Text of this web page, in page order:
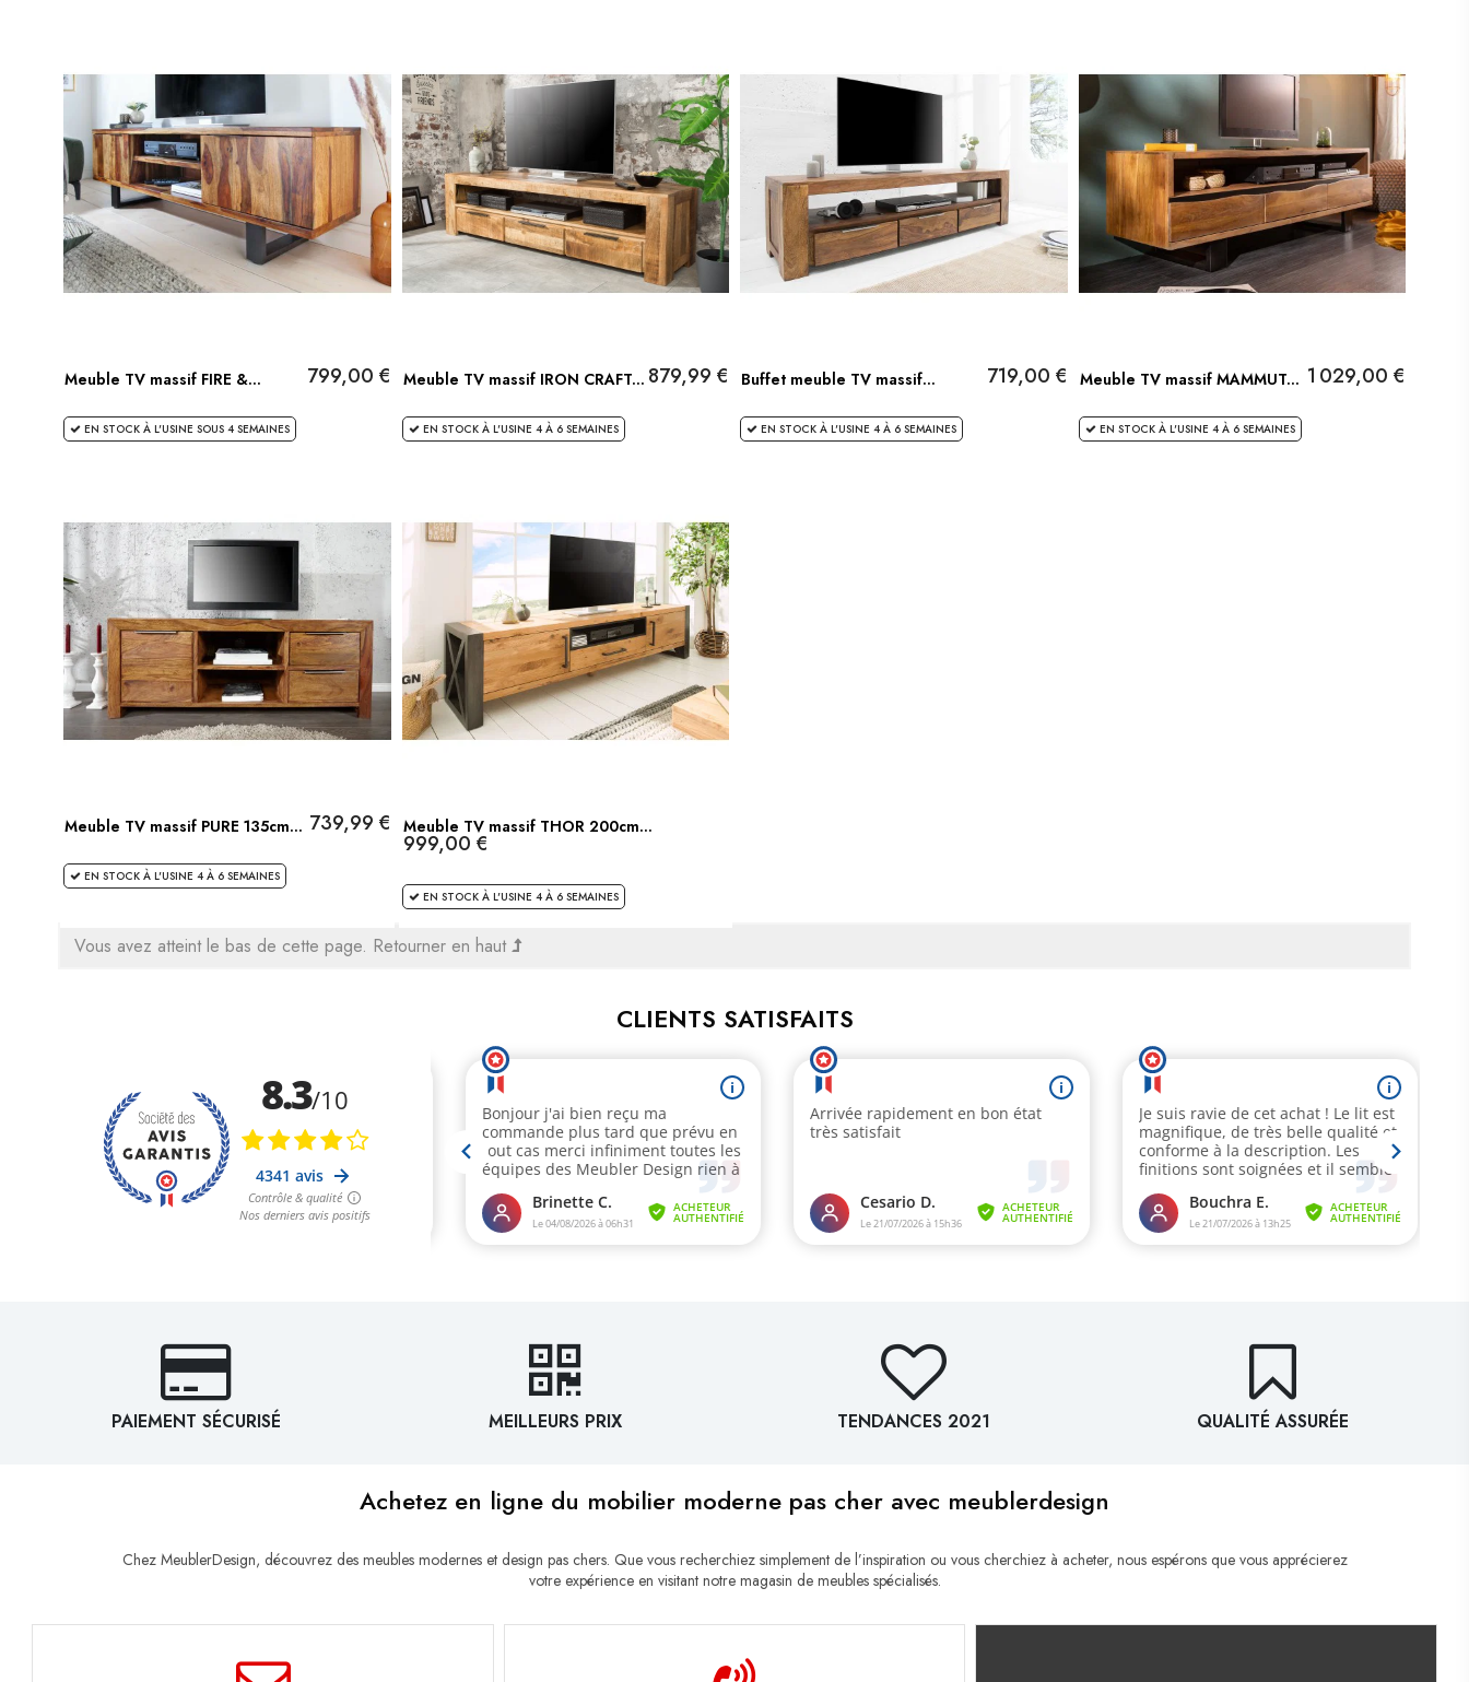
Meuble TV massif FIRE &... 799,00 €
EN STOCK À L'USINE SOUS 4 SEMAINES
Meuble TV massif IRON CRAFT... 879,99 €
EN STOCK À L'USINE 4 À 6 SEMAINES
Buffet meuble TV massif... 719,00 €
EN STOCK À L'USINE 4 À 6 SEMAINES
Meuble TV massif MAMMUT... 1 029,00 €
EN STOCK À L'USINE 4 À 6 SEMAINES
Meuble TV massif PURE 135cm... 739,99 €
EN STOCK À L'USINE 4 À 6 SEMAINES
Meuble TV massif THOR 200cm...
999,00 €
EN STOCK À L'USINE 4 À 6 SEMAINES
Vous avez atteint le bas de cette page. Retourner en haut
CLIENTS SATISFAITS
PAIEMENT SÉCURISÉ MEILLEURS PRIX TENDANCES 2021 QUALITÉ ASSURÉE
Achetez en ligne du mobilier moderne pas cher avec meublerdesign
Chez MeublerDesign, découvrez des meubles modernes et design pas chers. Que vous recherchiez simplement de l’inspiration ou vous cherchiez à acheter, nous espérons que vous apprécierez
votre expérience en visitant notre magasin de meubles spécialisés.